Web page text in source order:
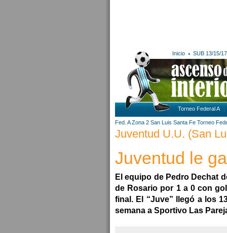
Inicio SUB 13/15/17
Torneo Federal A
Fed. A Zona 2 San Luis Santa Fe Torneo
Juventud U.U. (San
Juventud le
El equipo de Pedro Dechat
de Rosario por 1 a 0 con
final. El “Juve” llegó a los
semana a Sportivo Las